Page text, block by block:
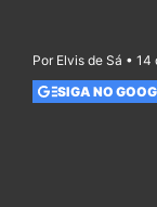
Por Elvis de Sá •
SIGA NO